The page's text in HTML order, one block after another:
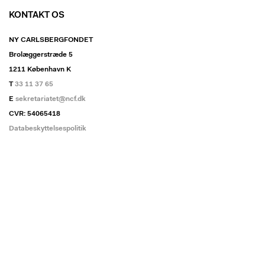
KONTAKT OS
NY CARLSBERGFONDET
Brolæggerstræde 5
1211 København K
T33 11 37 65
E sekretariatet@ncf.dk
CVR: 54065418
Databeskyttelsespolitik